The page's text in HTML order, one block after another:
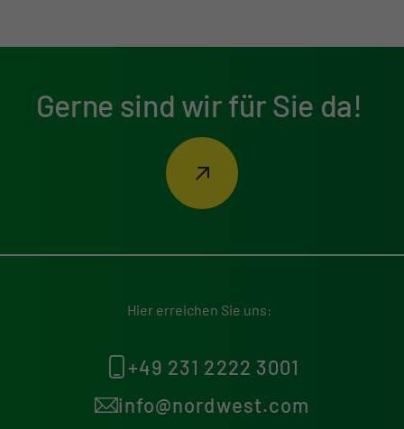
Gerne sind wir für Sie da!
Hier erreichen Sie uns:
+49 231 2222 3001
info@nordwest.com